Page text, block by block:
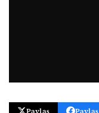
Paylaş Paylaş